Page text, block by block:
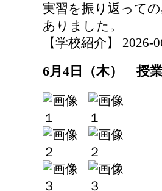
実習を振り返って
ありました。
【学校紹介】 2026-
6月4日（木） 授